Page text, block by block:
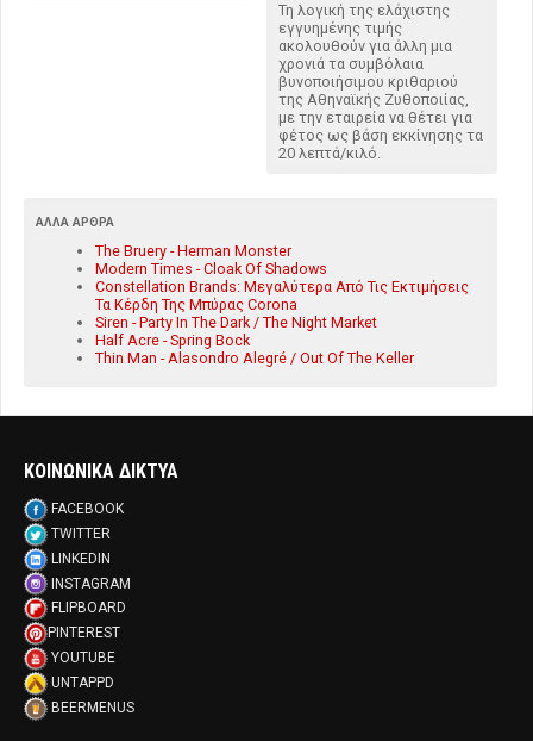
Τη λογική της ελάχιστης
εγγυημένης τιμής
ακολουθούν για άλλη μια
χρονιά τα συμβόλαια
βυνοποιήσιμου κριθαριού
της Αθηναϊκής Ζυθοποιίας,
με την εταιρεία να θέτει για
φέτος ως βάση εκκίνησης τα
20 λεπτά/κιλό.
ΆΛΛΑ ΆΡΘΡΑ
The Bruery - Herman Monster
Modern Times - Cloak Of Shadows
Constellation Brands: Μεγαλύτερα Από Τις Εκτιμήσεις
Τα Κέρδη Της Μπύρας Corona
Siren - Party In The Dark / The Night Market
Half Acre - Spring Bock
Thin Man - Alasondro Alegré / Out Of The Keller
ΚΟΙΝΩΝΙΚΑ ΔΙΚΤΥΑ
FACEBOOK
TWITTER
LINKEDIN
INSTAGRAM
FLIPBOARD
PINTEREST
YOUTUBE
UNTAPPD
BEERMENUS